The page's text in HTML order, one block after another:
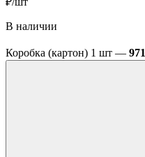
В наличии
Коробка (картон) 1 шт — 971